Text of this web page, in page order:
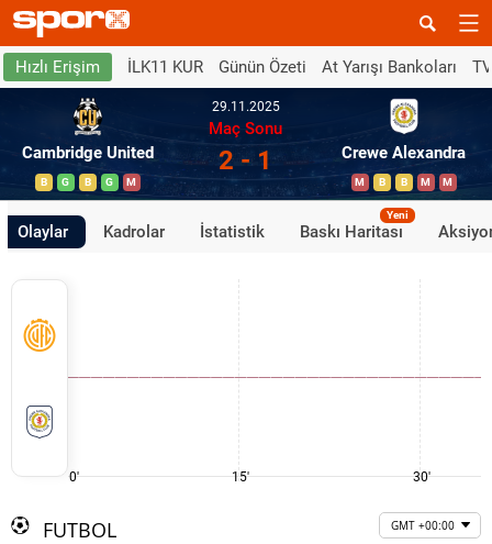
Hızlı Erişim İLK11 KUR Günün Özeti At Yarışı Bankoları
Cambridge United
B G B G M
29.11.2025
Maç Sonu
2 - 1 Crewe Alexandra
M B B M M
Olaylar Kadrolar İstatistik Baskı Haritası
Yeni
0' 15' 30'
FUTBOL GMT +00:00